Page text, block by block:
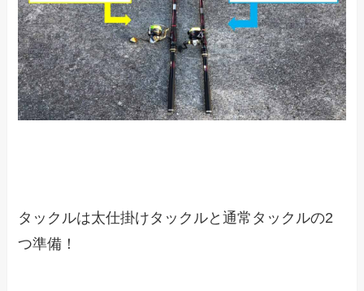
タックルは太仕掛けタックルと通常タックルの2
つ準備！